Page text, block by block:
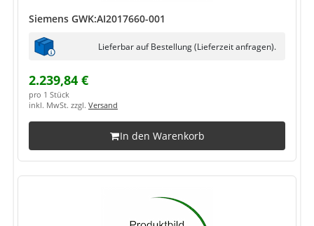
Siemens GWK:AI2017660-001
Lieferbar auf Bestellung (Lieferzeit anfragen).
2.239,84 €
pro 1 Stück
inkl. MwSt. zzgl. Versand
In den Warenkorb